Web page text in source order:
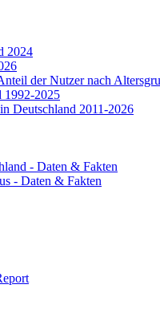
2024
der Nutzer nach
1992-2025
Deutschland 2011-2026
- Daten & Fakten
- Daten & Fakten